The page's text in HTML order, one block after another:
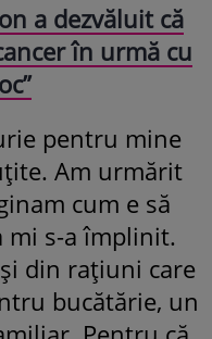
a dezvăluit că
în urmă cu
pentru mine
Am urmărit
cum e să
mi s-a împlinit.
din rațiuni care
bucătărie, un